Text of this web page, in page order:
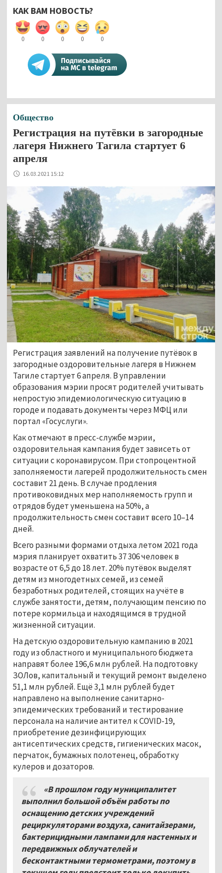
КАК ВАМ НОВОСТЬ?
0 0 0 0 0
Общество
Регистрация на путёвки в загородные
лагеря Нижнего Тагила стартует 6
апреля
16.03.2021 15:12
Регистрация заявлений на получение путёвок в
загородные оздоровительные лагеря в Нижнем
Тагиле стартует 6 апреля. В управлении
образования мэрии просят родителей учитывать
непростую эпидемиологическую ситуацию в
городе и подавать документы через МФЦ или
портал «Госуслуги».
Как отмечают в пресс-службе мэрии,
оздоровительная кампания будет зависеть от
ситуации с коронавирусом. При стопроцентной
заполняемости лагерей продолжительность смен
составит 21 день. В случае продления
противоковидных мер наполняемость групп и
отрядов будет уменьшена на 50%, а
продолжительность смен составит всего 10–14
дней.
Всего разными формами отдыха летом 2021 года
мэрия планирует охватить 37 306 человек в
возрасте от 6,5 до 18 лет. 20% путёвок выделят
детям из многодетных семей, из семей
безработных родителей, стоящих на учёте в
службе занятости, детям, получающим пенсию по
потере кормильца и находящимся в трудной
жизненной ситуации.
На детскую оздоровительную кампанию в 2021
году из областного и муниципального бюджета
направят более 196,6 млн рублей. На подготовку
ЗОЛов, капитальный и текущий ремонт выделено
51,1 млн рублей. Ещё 3,1 млн рублей будет
направлено на выполнение санитарно-
эпидемических требований и тестирование
персонала на наличие антител к COVID-19,
приобретение дезинфицирующих
антисептических средств, гигиенических масок,
перчаток, бумажных полотенец, обработку
кулеров и дозаторов.
«В прошлом году муниципалитет
выполнил большой объём работы по
оснащению детских учреждений
рециркуляторами воздуха, санитайзерами,
бактерицидными лампами для настенных и
передвижных облучателей и
бесконтактными термометрами, поэтому в